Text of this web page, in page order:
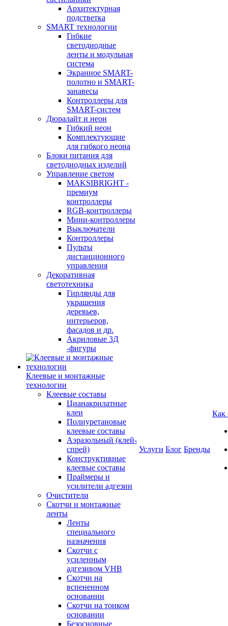
Архитектурная
подстветка
SMART технологии
Гибкие
светодиодные
ленты и модульная
система
Экранное SMART-
полотно и SMART-
занавесы
Контроллеры для
SMART-систем
Дюралайт и неон
Гибкий неон
Комплектующие
для гибкого неона
Блоки питания для
светодиодных изделий
Управление светом
MAKSIBRIGHT -
премиум
контроллеры
RGB-контроллеры
Мини-контроллеры
Выключатели
Контроллеры
Пульты
дистанционного
управления
Декоративная
светотехника
Гирлянды для
украшения
деревьев,
интерьеров,
фасадов и др.
Акриловые 3Д
-фигуры
Клеевые и монтажные
технологии
Клеевые составы
Цианакрилатные
клеи
Полиуретановые
клеевые составы
Аэразольный (клей-
спрей)
Конструктивные
клеевые составы
Праймеры и
усилители адгезии
Очистители
Скотчи и монтажные
ленты
Ленты
специального
назначения
Скотчи с
усиленным
адгезивом VHB
Скотчи на
вспененном
основании
Скотчи на тонком
основании
Безосновные
Услуги Блог Бренды
Как